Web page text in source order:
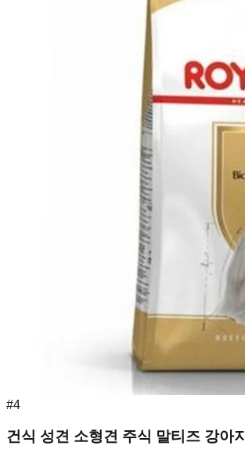
#4
건식 성견 소형견 주식 말티즈 강아지